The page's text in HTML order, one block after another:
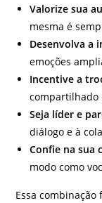
Valorize sua
mesma é
Desenvolva a
emoções
Incentive a
compartilhado
Seja líder e
diálogo e à
Confie na sua
modo como
Essa